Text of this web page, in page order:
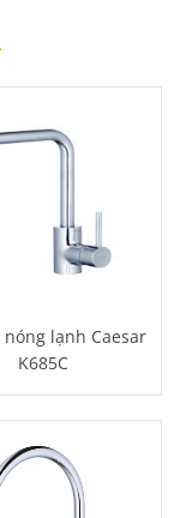
nóng lạnh Caesar
K685C